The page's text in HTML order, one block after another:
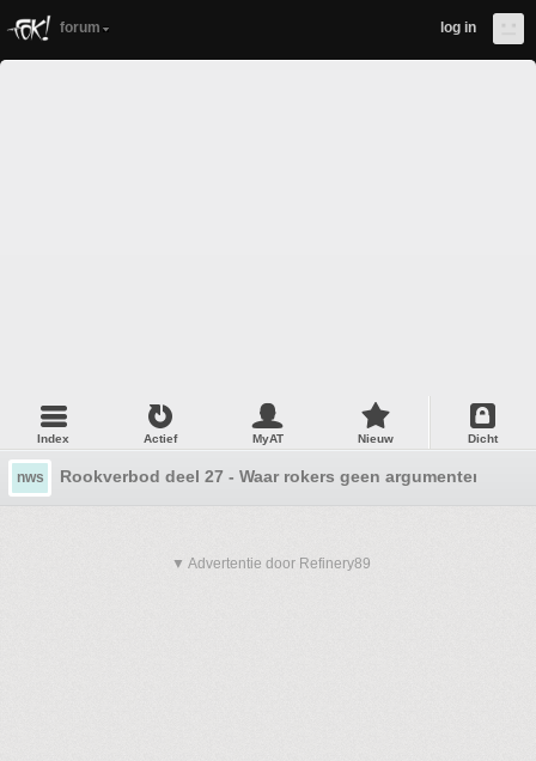
forum log in
Index Actief MyAT Nieuw Dicht
nws Rookverbod deel 27 - Waar rokers geen argumenten
▼ Advertentie door Refinery89